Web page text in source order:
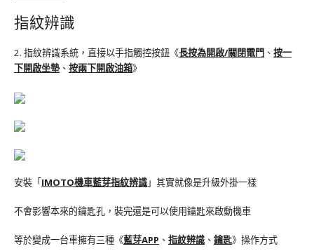
指紋辨識
2. 指紋辨識系統，直接以手指觸控按鈕《長按為開啟/關閉電門 、 按一
下開啟坐墊、 按兩下開啟油箱》
安裝「 IMOTO機車藍芽指紋辨識」其實就像是升級外掛一樣
不會影響本來的鑰匙孔，裝完還是可以使用鑰匙來啟動機車
等於變成一台車擁有三種《藍芽APP 、 指紋辨識 、 鑰匙》操作方式